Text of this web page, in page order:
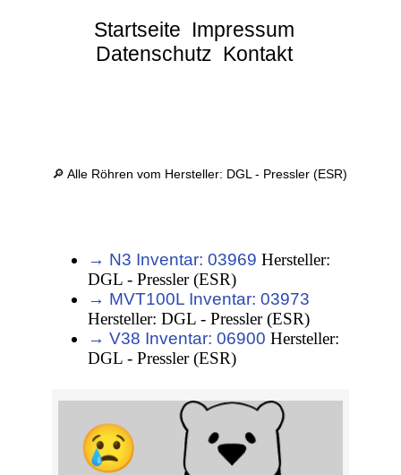
Startseite Impressum
Datenschutz Kontakt
🔎 Alle Röhren vom Hersteller: DGL - Pressler (ESR)
→ N3 Inventar: 03969 Hersteller:
DGL - Pressler (ESR)
→ MVT100L Inventar: 03973
Hersteller: DGL - Pressler (ESR)
→ V38 Inventar: 06900 Hersteller:
DGL - Pressler (ESR)